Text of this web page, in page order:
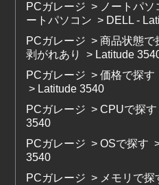
PCガレージ > ノートパソ
ートパソコン > DELL -
PCガレージ >商品状態で
剥がれあり
> Latitude
PCガレージ >価格で探す
> Latitude 3540
PCガレージ >CPUで探す
3540
PCガレージ >OSで探す
3540
PCガレージ > メモリで探